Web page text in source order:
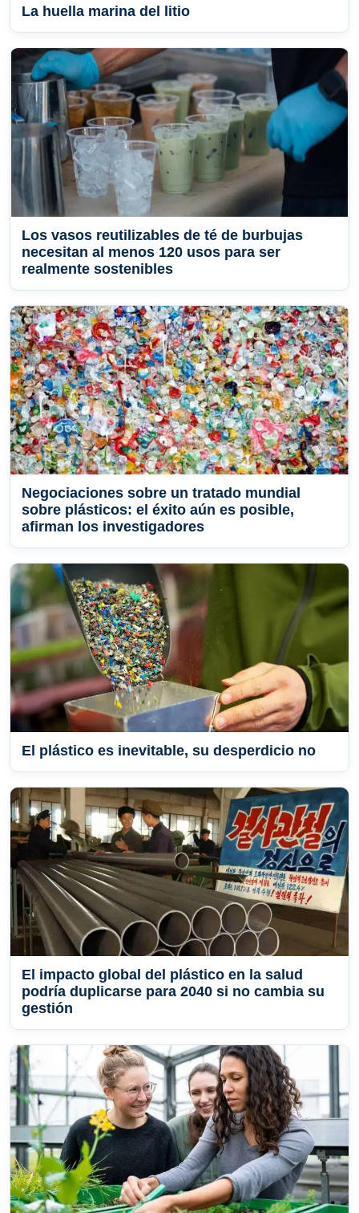
La huella marina del litio
Los vasos reutilizables de té de burbujas
necesitan al menos 120 usos para ser
realmente sostenibles
Negociaciones sobre un tratado mundial
sobre plásticos: el éxito aún es posible,
afirman los investigadores
El plástico es inevitable, su desperdicio no
El impacto global del plástico en la salud
podría duplicarse para 2040 si no cambia su
gestión